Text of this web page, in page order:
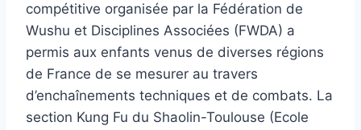
compétitive organisée par la Fédération de
Wushu et Disciplines Associées (FWDA) a
permis aux enfants venus de diverses régions
de France de se mesurer au travers
d’enchaînements techniques et de combats. La
section Kung Fu du Shaolin-Toulouse (Ecole